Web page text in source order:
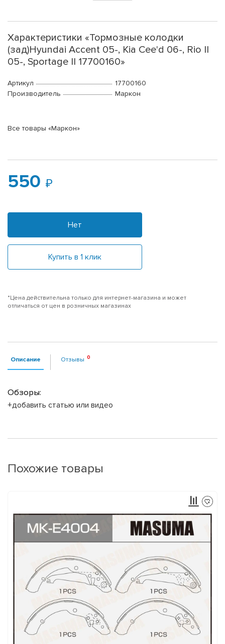
Характеристики «Тормозные колодки
(зад)Hyundai Accent 05-, Kia Cee'd 06-, Rio II
05-, Sportage II 17700160»
Артикул
17700160
Производитель
Маркон
Все товары «Маркон»
550
Нет
Купить в 1 клик
*Цена действительна только для интернет-магазина и может
отличаться от цен в розничных магазинах
Описание Отзывы
Обзоры:
+добавить статью или видео
Похожие товары